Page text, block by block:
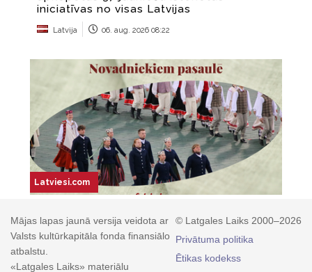
© Latgales Laiks 2000–2026
Privātuma politika
Ētikas kodekss
Mājas lapas jaunā versija veidota ar
Valsts kultūrkapitāla fonda finansiālo
atbalstu.
«Latgales Laiks» materiālu